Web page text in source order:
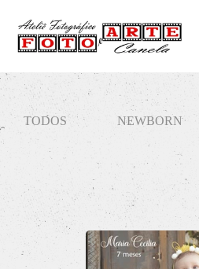
TODOS NEWBORN